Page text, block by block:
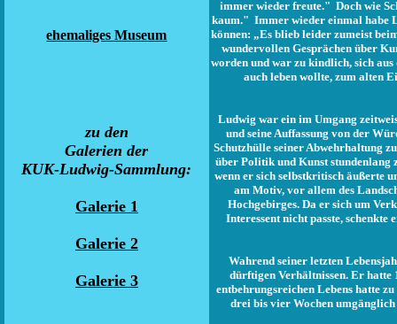
ehemaliges Museum
zu den
Galerien der
KUK-Ludwig-Sammlung:
Galerie 1
Galerie 2
Galerie 3
immer wieder freute." Doch wie
kaum." Immer wieder einmal habe
können: „Es blieb leider zumeist
wundervollen Gesprächen über
worden und war zu kindlich, sich
auch leben wollte, zum alten
Ludwig war ein im Umgang
und seine Auffassung von der
Schutzhülle seiner Abwehrhaltung
über Politik und Kunst stundenlang
wenn er sich selbstkritisch äußerte
am Motiv, vor allem des
Hochgebirges. Da er sich um
Interessent nicht passte,
Wahrend seiner letzten
dürftigen Verhältnissen. Er hatte
entbehrungsreichen Lebens hatte
drei bis vier Wochen